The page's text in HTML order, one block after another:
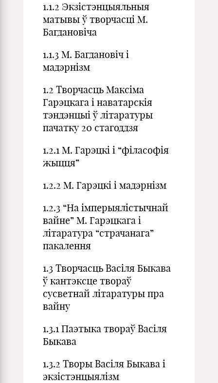
1.1.2 Экзістэнцыяльныя
матывы ў творчасці М.
Багдановіча
1.1.3 М. Багдановіч і
мадэрнізм
1.2 Творчасць Максіма
Гарэцкага і наватарскія
тэндэнцыі ў літаратуры
пачатку 20 стагоддзя
1.2.1 М. Гарэцкі і “філасофія
жыцця”
1.2.2 М. Гарэцкі і мадэрнізм
1.2.3 “На імперыялістычнай
вайне” М. Гарэцкага і
літаратура “страчанага”
пакалення
1.3 Творчасць Васіля Быкава
ў кантэксце твораў
сусветнай літаратуры пра
вайну
1.3.1 Паэтыка твораў Васіля
Быкава
1.3.2 Творы Васіля Быкава і
экзістэнцыялізм